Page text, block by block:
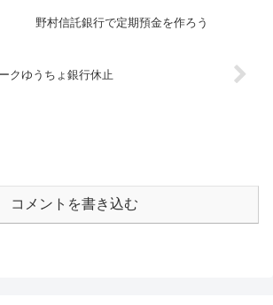
野村信託銀行で定期預金を作ろう
クゆうちょ銀行休止
コメントを書き込む